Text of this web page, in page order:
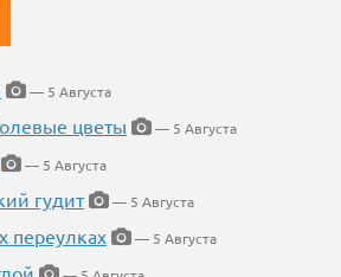
— 5 Августа
цветы
— 5 Августа
— 5 Августа
гудит
— 5 Августа
переулках
— 5 Августа